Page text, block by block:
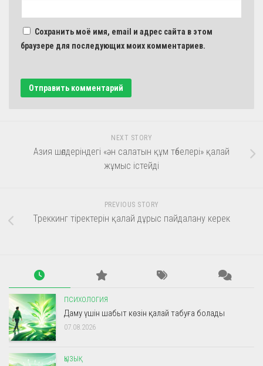
Сохранить моё имя, email и адрес сайта в этом
браузере для последующих моих комментариев.
NEXT STORY
Азия шөлдеріндегі «ән салатын құм төбелері» қалай
жұмыс істейді
PREVIOUS STORY
Треккинг тіректерін қалай дұрыс пайдалану керек
ПСИХОЛОГИЯ
Даму үшін шабыт көзін қалай табуға болады
07.08.2026
ҚЫЗЫҚ